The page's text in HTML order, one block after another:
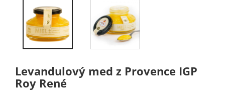
Levandulový med z Provence IGP
Roy René